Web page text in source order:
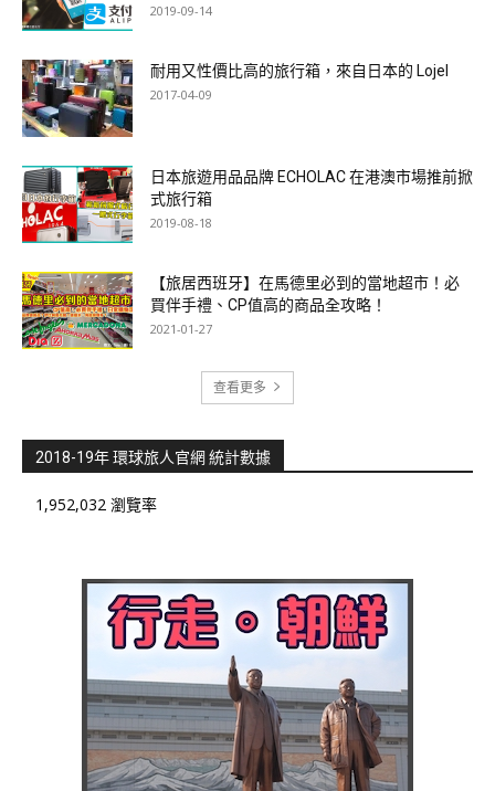
2019-09-14
耐用又性價比高的旅行箱，來自日本的 Lojel
2017-04-09
日本旅遊用品品牌 ECHOLAC 在港澳市場推前掀
式旅行箱
2019-08-18
【旅居西班牙】在馬德里必到的當地超市！必
買伴手禮、CP值高的商品全攻略！
2021-01-27
查看更多
2018-19年 環球旅人官網 統計數據
1,952,032 瀏覽率